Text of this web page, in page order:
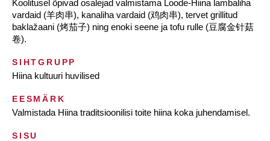
Koolitusel õpivad osalejad valmistama Loode-Hiina lambaliha
vardaid (羊肉串), kanaliha vardaid (鸡肉串), tervet grillitud
baklažaani (烤茄子) ning enoki seene ja tofu rulle (豆腐金针菇
卷).
SIHTGRUPP
Hiina kultuuri huvilised
EESMÄRK
Valmistada Hiina traditsioonilisi toite hiina koka juhendamisel.
SISU